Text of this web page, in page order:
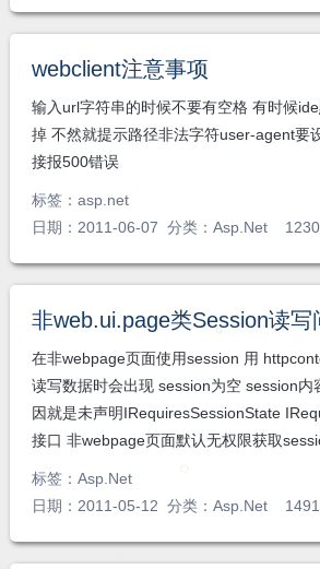
webclient注意事项
输入url字符串的时候不要有空格 有时候
掉 不然就提示路径非法字符user-agent要
接报500错误
标签： asp.net
日期：2011-06-07 分类： Asp.Net
非web.ui.page类Session读写
在非webpage页面使用session 用
读写数据时会出现 session为空 session内
因就是未声明IRequiresSessionState
接口 非webpage页面默认无权限获取
标签： Asp.Net
日期：2011-05-12 分类： Asp.Net